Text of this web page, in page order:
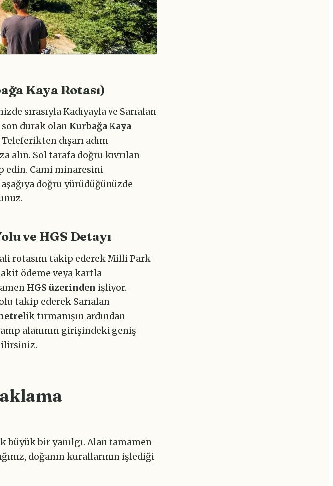
Kaya Rotası)
sırasıyla Kadıyayla ve Sarıalan
son durak olan Kurbağa Kaya
dışarı adım
alın. Sol tarafa doğru kıvrılan
edin. Cami minaresini
doğru yürüdüğünüzde
ve HGS Detayı
rotasını takip ederek Milli Park
ödeme veya kartla
HGS üzerinden işliyor.
takip ederek Sarıalan
lik tırmanışın ardından
alanının girişindeki geniş
büyük bir yanılgı. Alan tamamen
doğanın kurallarının işlediği